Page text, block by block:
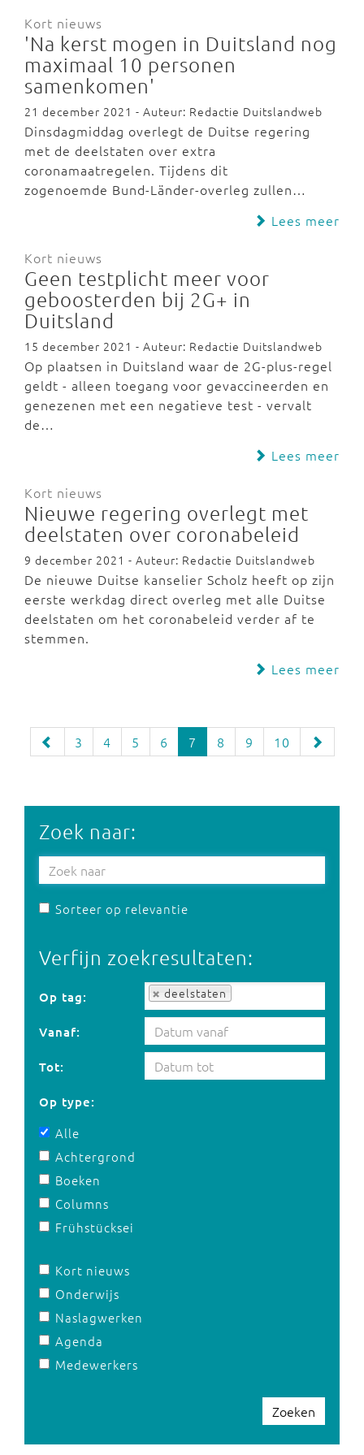
Kort nieuws
'Na kerst mogen in Duitsland nog
maximaal 10 personen
samenkomen'
21 december 2021 - Auteur: Redactie Duitslandweb
Dinsdagmiddag overlegt de Duitse regering
met de deelstaten over extra
coronamaatregelen. Tijdens dit
zogenoemde Bund-Länder-overleg zullen…
Lees meer
Kort nieuws
Geen testplicht meer voor
geboosterden bij 2G+ in
Duitsland
15 december 2021 - Auteur: Redactie Duitslandweb
Op plaatsen in Duitsland waar de 2G-plus-regel
geldt - alleen toegang voor gevaccineerden en
genezenen met een negatieve test - vervalt
de…
Lees meer
Kort nieuws
Nieuwe regering overlegt met
deelstaten over coronabeleid
9 december 2021 - Auteur: Redactie Duitslandweb
De nieuwe Duitse kanselier Scholz heeft op zijn
eerste werkdag direct overleg met alle Duitse
deelstaten om het coronabeleid verder af te
stemmen.
Lees meer
3 4 5 6 7 8 9 10
Zoek naar:
Sorteer op relevantie
Verfijn zoekresultaten:
Op tag: deelstaten
Op tag:
Vanaf:
Tot:
Op type:
Alle
Achtergrond
Boeken
Columns
Frühstücksei
Kort nieuws
Onderwijs
Naslagwerken
Agenda
Medewerkers
Zoeken